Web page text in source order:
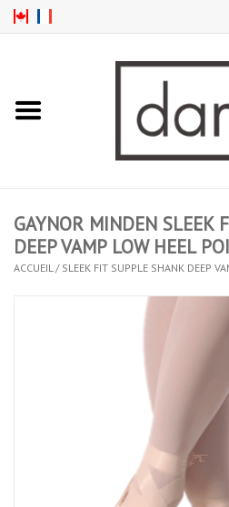
COLLANTS
SPÉCIAUX- VENTE FINALE
GAYNOR MINDEN SLEEK
DEEP VAMP LOW HEEL
ACCUEIL / SLEEK FIT SUPPLE SHANK DEEP